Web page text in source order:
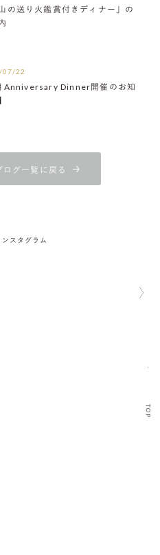
山の送り火鑑賞付きディナー」の
07/22
Anniversary Dinner開催のお知
グ一覧に戻る
ンスタグラム
TOP